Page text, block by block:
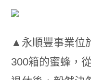
▲永順豐事業位
300箱的蜜蜂，